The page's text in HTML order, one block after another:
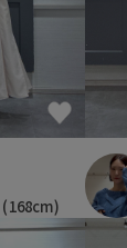
(168cm)